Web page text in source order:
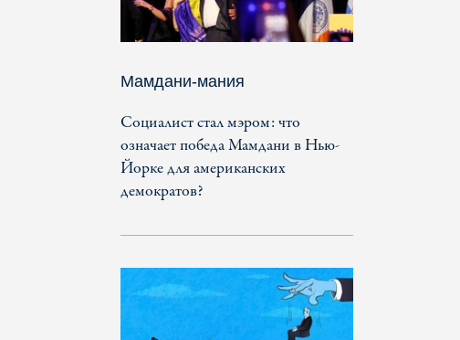
Мамдани-мания
Социалист стал мэром: что
означает победа Мамдани в Нью-
Йорке для американских
демократов?